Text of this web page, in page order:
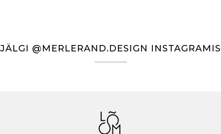
JÄLGI @MERLERAND.DESIGN INSTAGRAMIS